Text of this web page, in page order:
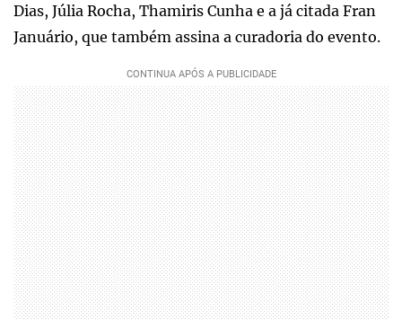
Dias, Júlia Rocha, Thamiris Cunha e a já citada Fran
Januário, que também assina a curadoria do evento.